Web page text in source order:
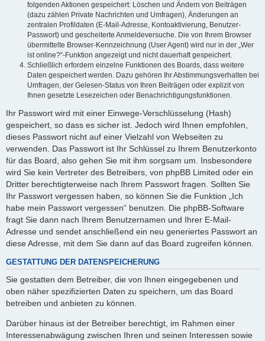
folgenden Aktionen gespeichert: Löschen und Ändern von Beiträgen
(dazu zählen Private Nachrichten und Umfragen), Änderungen an
zentralen Profildaten (E-Mail-Adresse, Kontoaktivierung, Benutzer-
Passwort) und gescheiterte Anmeldeversuche. Die von Ihrem Browser
übermittelte Browser-Kennzeichnung (User Agent) wird nur in der „Wer
ist online?“-Funktion angezeigt und nicht dauerhaft gespeichert.
Schließlich erfordern einzelne Funktionen des Boards, dass weitere
Daten gespeichert werden. Dazu gehören Ihr Abstimmungsverhalten bei
Umfragen, der Gelesen-Status von Ihren Beiträgen oder explizit von
Ihnen gesetzte Lesezeichen oder Benachrichtigungsfunktionen.
Ihr Passwort wird mit einer Einwege-Verschlüsselung (Hash)
gespeichert, so dass es sicher ist. Jedoch wird Ihnen empfohlen,
dieses Passwort nicht auf einer Vielzahl von Webseiten zu
verwenden. Das Passwort ist Ihr Schlüssel zu Ihrem Benutzerkonto
für das Board, also gehen Sie mit ihm sorgsam um. Insbesondere
wird Sie kein Vertreter des Betreibers, von phpBB Limited oder ein
Dritter berechtigterweise nach Ihrem Passwort fragen. Sollten Sie
Ihr Passwort vergessen haben, so können Sie die Funktion „Ich
habe mein Passwort vergessen“ benutzen. Die phpBB-Software
fragt Sie dann nach Ihrem Benutzernamen und Ihrer E-Mail-
Adresse und sendet anschließend ein neu generiertes Passwort an
diese Adresse, mit dem Sie dann auf das Board zugreifen können.
GESTATTUNG DER DATENSPEICHERUNG
Sie gestatten dem Betreiber, die von Ihnen eingegebenen und
oben näher spezifizierten Daten zu speichern, um das Board
betreiben und anbieten zu können.
Darüber hinaus ist der Betreiber berechtigt, im Rahmen einer
Interessenabwägung zwischen Ihren und seinen Interessen sowie